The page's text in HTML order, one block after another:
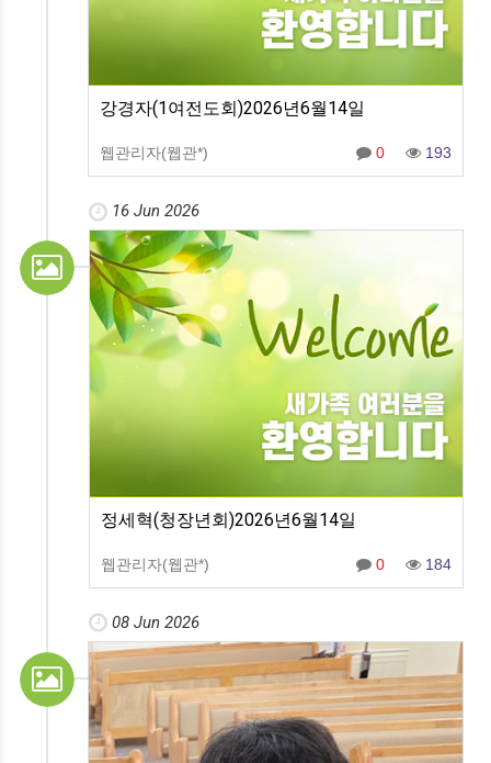
강경자(1여전도회)2026년6월14일
웹관리자(웹관*) 0 193
16 Jun 2026
정세혁(청장년회)2026년6월14일
웹관리자(웹관*) 0 184
08 Jun 2026